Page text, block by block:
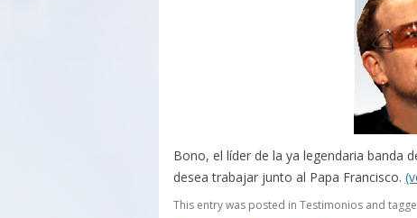
Bono, el líder de la ya legendaria banda
desea trabajar junto al Papa Francisco.
This entry was posted in Testimoniosand